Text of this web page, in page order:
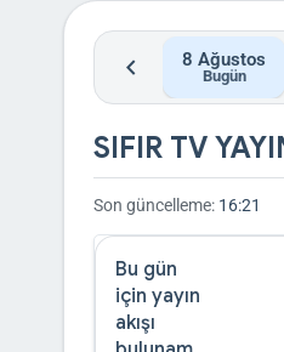
chevron_left 8 Ağustos
Bugün
SIFIR TV
Son güncelleme: 16:21
Bu gün
için yayın
akışı